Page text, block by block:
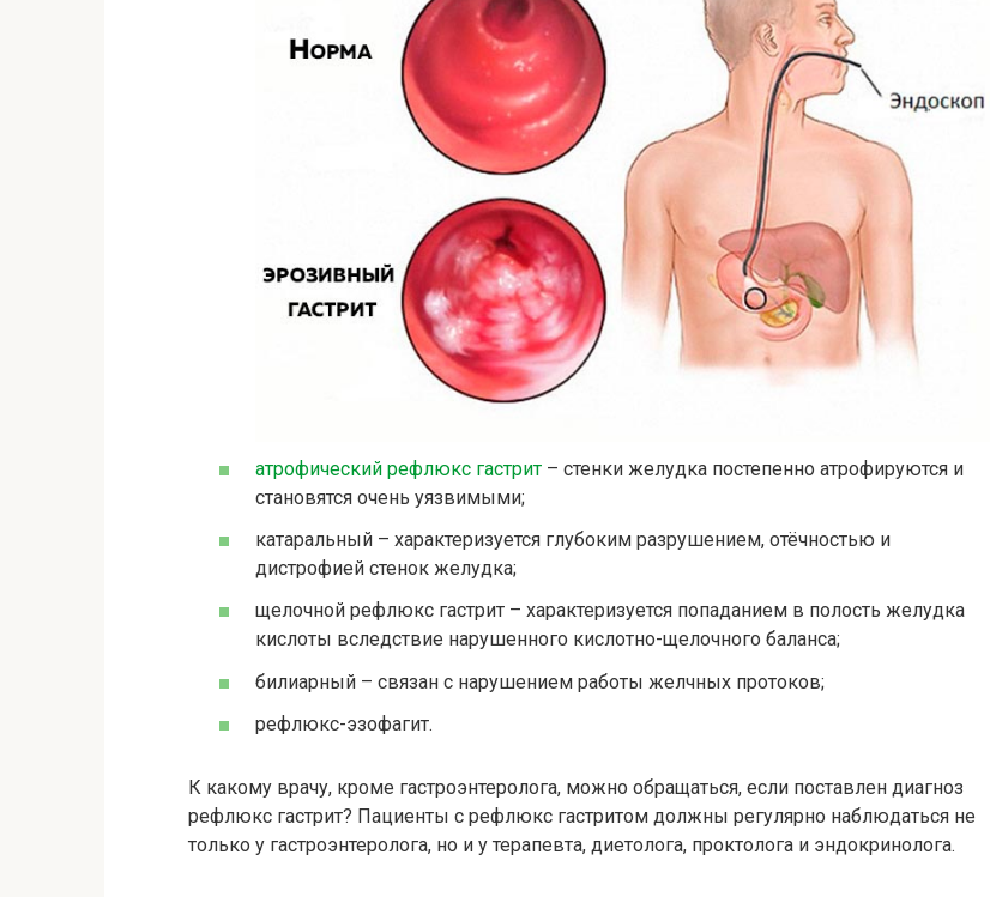
атрофический рефлюкс гастрит – стенки желудка постепенно атрофируются и
становятся очень уязвимыми;
катаральный – характеризуется глубоким разрушением, отёчностью и
дистрофией стенок желудка;
щелочной рефлюкс гастрит – характеризуется попаданием в полость желудка
кислоты вследствие нарушенного кислотно-щелочного баланса;
билиарный – связан с нарушением работы желчных протоков;
рефлюкс-эзофагит.
К какому врачу, кроме гастроэнтеролога, можно обращаться, если поставлен диагноз
рефлюкс гастрит? Пациенты с рефлюкс гастритом должны регулярно наблюдаться не
только у гастроэнтеролога, но и у терапевта, диетолога, проктолога и эндокринолога.